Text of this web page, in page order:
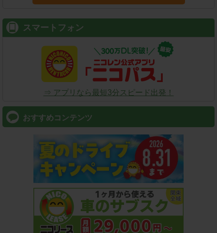
スマートフォン
⇒ アプリなら最短3分スピード出発！
おすすめコンテンツ